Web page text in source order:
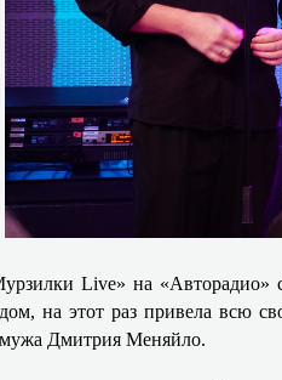
Live» на «Авторадио»
на этот раз привела всю
Дмитрия Меняйло.